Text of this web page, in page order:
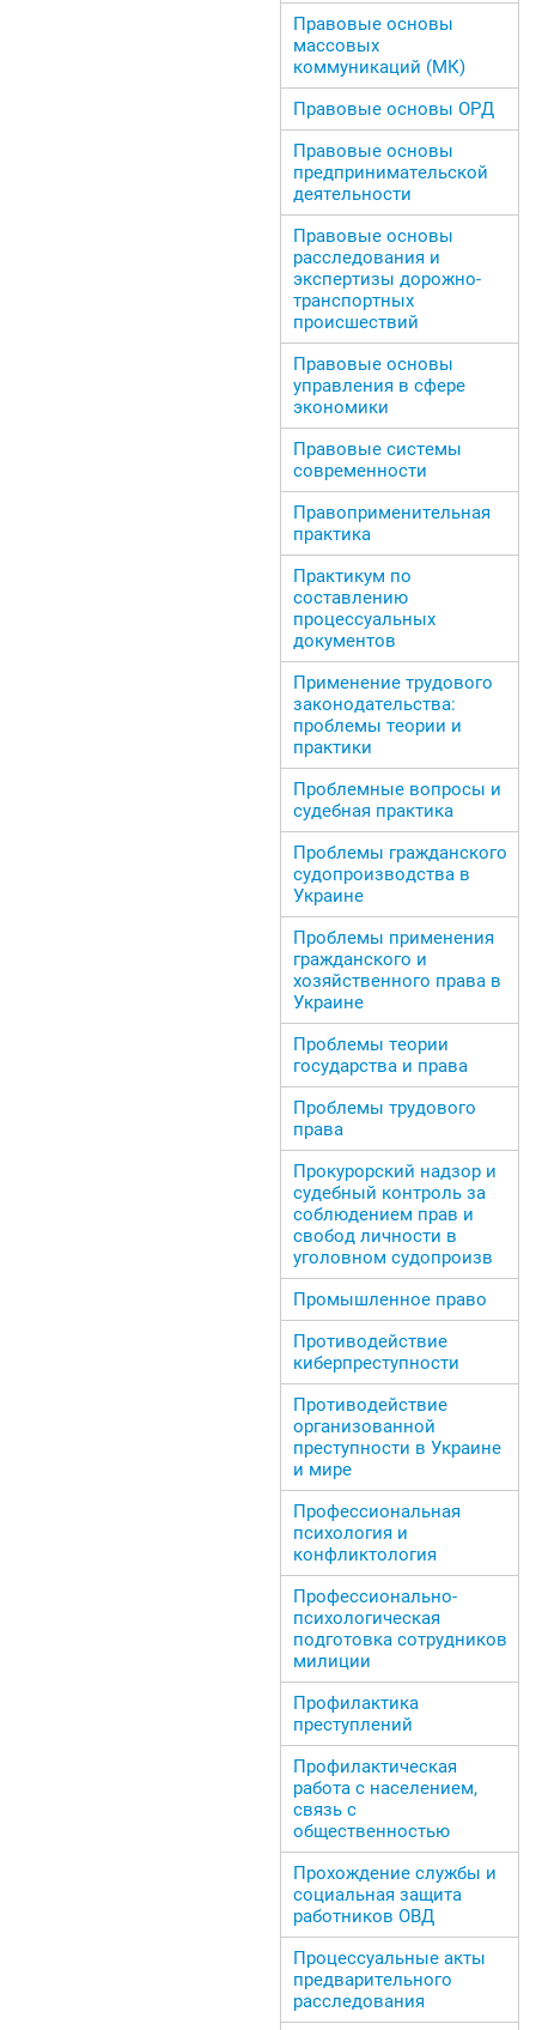
Правовые основы
массовых
коммуникаций (МК)
Правовые основы ОРД
Правовые основы
предпринимательской
деятельности
Правовые основы
расследования и
экспертизы дорожно-
транспортных
происшествий
Правовые основы
управления в сфере
экономики
Правовые системы
современности
Правоприменительная
практика
Практикум по
составлению
процессуальных
документов
Применение трудового
законодательства:
проблемы теории и
практики
Проблемные вопросы и
судебная практика
Проблемы гражданского
судопроизводства в
Украине
Проблемы применения
гражданского и
хозяйственного права в
Украине
Проблемы теории
государства и права
Проблемы трудового
права
Прокурорский надзор и
судебный контроль за
соблюдением прав и
свобод личности в
уголовном судопроизв
Промышленное право
Противодействие
киберпреступности
Противодействие
организованной
преступности в Украине
и мире
Профессиональная
психология и
конфликтология
Профессионально-
психологическая
подготовка сотрудников
милиции
Профилактика
преступлений
Профилактическая
работа с населением,
связь с
общественностью
Прохождение службы и
социальная защита
работников ОВД
Процессуальные акты
предварительного
расследования